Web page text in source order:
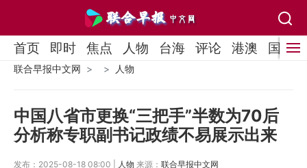
首页 即时 焦点 人物 台海 评论 港澳 国际
联合早报中文网 人物
中国八省市更换“三把手”半数为70后
分析称专职副书记政绩不易展示出来
发布：2025-08-18 08:00 | 人物 来源： 联合早报中文网